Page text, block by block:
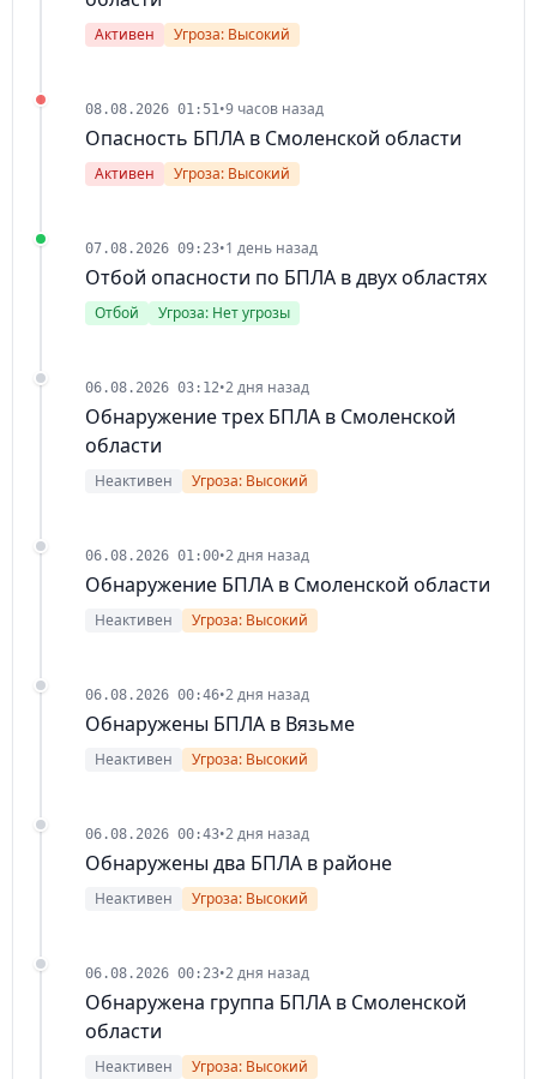
Активен Угроза: Высокий
08.08.2026 01:51•9 часов назад
Опасность БПЛА в Смоленской области
Активен Угроза: Высокий
07.08.2026 09:23•1 день назад
Отбой опасности по БПЛА в двух областях
Отбой Угроза: Нет угрозы
06.08.2026 03:12•2 дня назад
Обнаружение трех БПЛА в Смоленской
области
Неактивен Угроза: Высокий
06.08.2026 01:00•2 дня назад
Обнаружение БПЛА в Смоленской области
Неактивен Угроза: Высокий
06.08.2026 00:46•2 дня назад
Обнаружены БПЛА в Вязьме
Неактивен Угроза: Высокий
06.08.2026 00:43•2 дня назад
Обнаружены два БПЛА в районе
Неактивен Угроза: Высокий
06.08.2026 00:23•2 дня назад
Обнаружена группа БПЛА в Смоленской
области
Неактивен Угроза: Высокий